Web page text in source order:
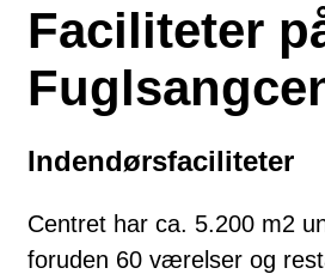
Faciliteter
Indendørsfaciliteter
Centret har ca. 5.200 m2
foruden 60 værelser og